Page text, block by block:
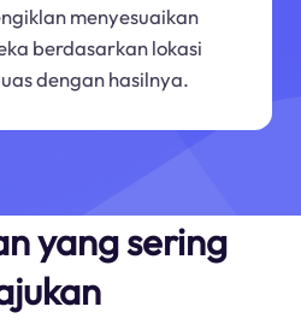
menyesuaikan
berdasarkan lokasi
dengan hasilnya.
yang sering